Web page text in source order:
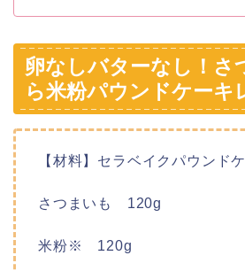
卵なしバターなし！さ
ら米粉パウンドケーキ
【材料】セラベイクパウンド
さつまいも 120g
米粉※ 120g